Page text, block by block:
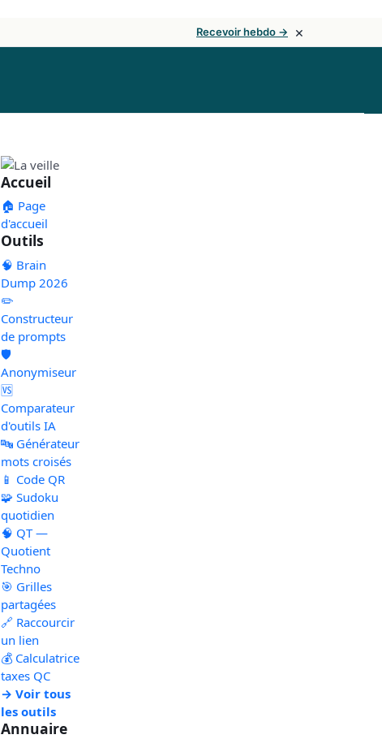
Recevoir hebdo → ×
Accueil
🏠 Page
d'accueil
Outils
🧠 Brain
Dump 2026
✏️
Constructeur
de prompts
🛡️
Anonymiseur
🆚
Comparateur
d'outils IA
🔤 Générateur
mots croisés
📱 Code QR
🧩 Sudoku
quotidien
🧠 QT —
Quotient
Techno
🎯 Grilles
partagées
🔗 Raccourcir
un lien
💰 Calculatrice
taxes QC
→ Voir tous
les outils
Annuaire